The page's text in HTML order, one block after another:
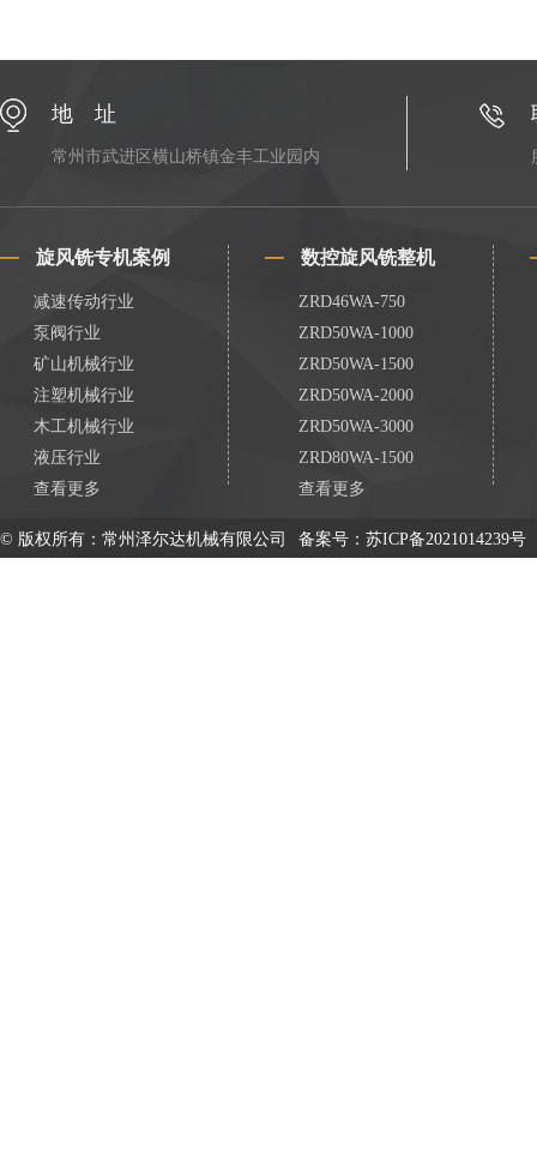
地 址
常州市武进区横山桥镇金丰工业园内
旋风铣专机案例
减速传动行业
泵阀行业
矿山机械行业
注塑机械行业
木工机械行业
液压行业
查看更多
数控旋风铣整机
ZRD46WA-750
ZRD50WA-1000
ZRD50WA-1500
ZRD50WA-2000
ZRD50WA-3000
ZRD80WA-1500
查看更多
© 版权所有：常州泽尔达机械有限公司 备案号： 苏ICP备2021014239号